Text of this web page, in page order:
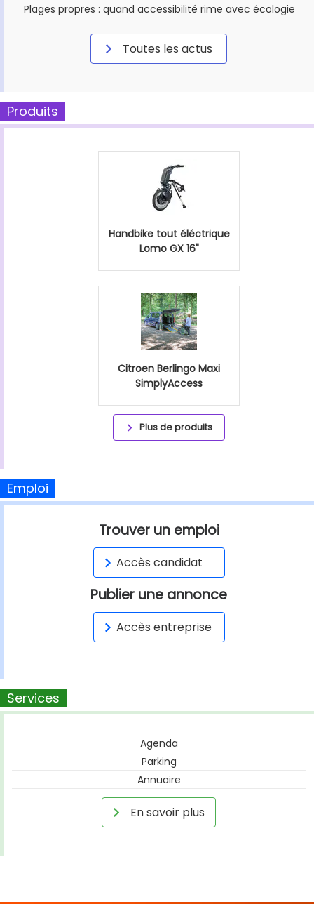
Plages propres : quand accessibilité rime avec écologie
Toutes les actus
Produits
Handbike tout éléctrique
Lomo GX 16"
Citroen Berlingo Maxi
SimplyAccess
Plus de produits
Emploi
Trouver un emploi
Accès candidat
Publier une annonce
Accès entreprise
Services
Agenda
Parking
Annuaire
En savoir plus